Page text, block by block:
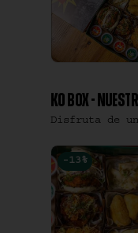
KO BOX -
Disfruta de
-13 %